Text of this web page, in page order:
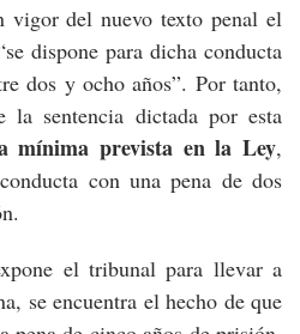
vigor del nuevo texto penal el
dispone para dicha conducta
dos y ocho años”. Por tanto,
la sentencia dictada por esta
mínima prevista en la Ley,
con una pena de dos
el tribunal para llevar a
se encuentra el hecho de que